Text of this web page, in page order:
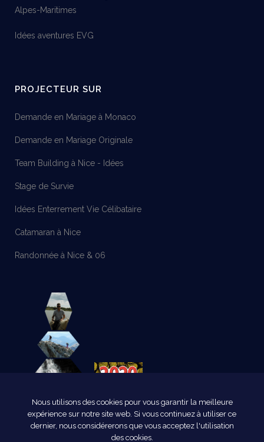
Alpes-Maritimes
Idées aventures EVG
PROJECTEUR SUR
Demande en Mariage à Monaco
Demande en Mariage Originale
Team Building à Nice - Idées
Stage de Survie
Idées Enterrement Vie Célibataire
Catamaran à Nice
Randonnée à Nice & 06
Nous utilisons des cookies pour vous garantir la meilleure
expérience sur notre site web. Si vous continuez à utiliser ce
dernier, nous considérerons que vous acceptez l'utilisation
des cookies.